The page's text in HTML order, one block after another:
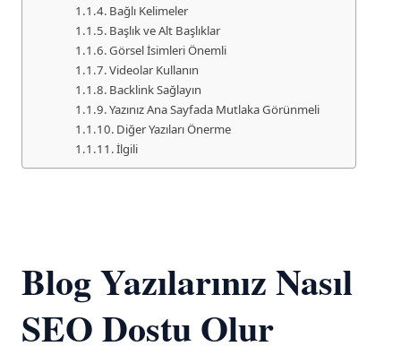
Bağlı Kelimeler
Başlık ve Alt Başlıklar
Görsel İsimleri Önemli
Videolar Kullanın
Backlink Sağlayın
Yazınız Ana Sayfada Mutlaka Görünmeli
Diğer Yazıları Önerme
İlgili
Blog Yazılarınız Nasıl
SEO Dostu Olur